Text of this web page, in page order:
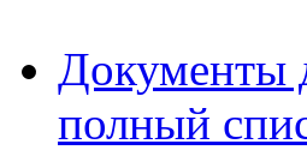
Документы
полный